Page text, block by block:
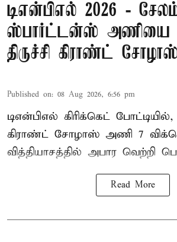
டிஎன்பிஎல் 2026 -
ஸ்பார்ட்டன்ஸ் அணியை
திருச்சி கிராண்ட் சோழாஸ்
Published on: 08 Aug 2026, 6:56 pm
டிஎன்பிஎல் கிரிக்கெட் போட்டியில்,
கிராண்ட் சோழாஸ் அணி 7
வித்தியாசத்தில் அபார வெற்றி
Read More